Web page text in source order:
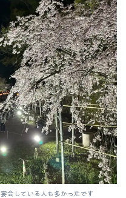
会している人も多かったです